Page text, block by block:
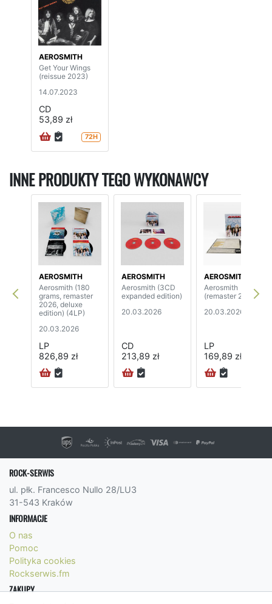
AEROSMITH
Get Your Wings
(reissue 2023)
14.07.2023
CD
53,89 zł
72H
INNE PRODUKTY TEGO WYKONAWCY
AEROSMITH
Aerosmith (180
grams, remaster
2026, deluxe
edition) (4LP)
20.03.2026
LP
826,89 zł
AEROSMITH
Aerosmith (3CD
expanded edition)
20.03.2026
CD
213,89 zł
AEROSMITH
Aerosmith
(remaster 2026)
20.03.2026
LP
169,89 zł
ROCK-SERWIS
ul. płk. Francesco Nullo 28/LU3
31-543 Kraków
INFORMACJE
O nas
Pomoc
Polityka cookies
Rockserwis.fm
ZAKUPY